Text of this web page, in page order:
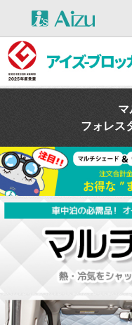
マ
フォレス